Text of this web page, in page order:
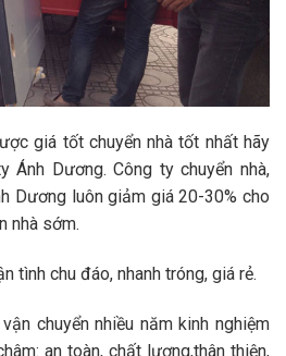
giá tốt chuyển nhà tốt nhất hãy
Ánh Dương. Công ty chuyển nhà,
Dương luôn giảm giá 20-30% cho
nhà sớm.
tình chu đáo, nhanh tróng, giá rẻ.
chuyển nhiều năm kinh nghiệm
an toàn, chất lượng,thân thiện,